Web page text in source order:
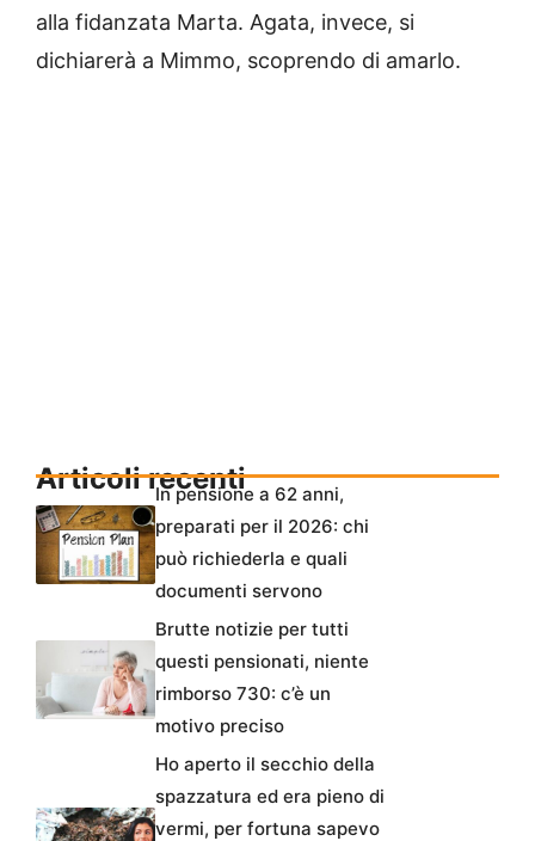
alla fidanzata Marta. Agata, invece, si
dichiarerà a Mimmo, scoprendo di amarlo.
Articoli recentiIn pensione a 62 anni,
preparati per il 2026: chi
può richiederla e quali
documenti servono
Brutte notizie per tutti
questi pensionati, niente
rimborso 730: c’è un
motivo preciso
Ho aperto il secchio della
spazzatura ed era pieno di
vermi, per fortuna sapevo